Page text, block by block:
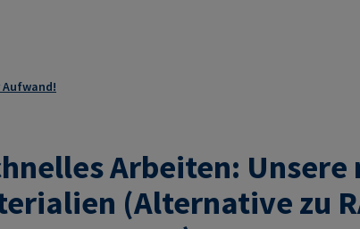
Arbeiten: Unsere
(Alternative zu